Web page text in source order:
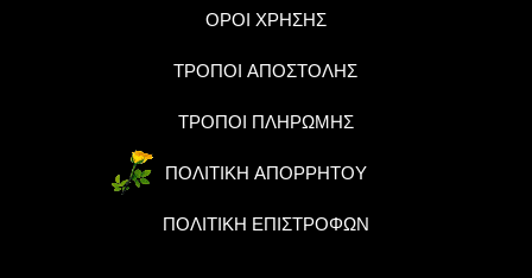
ΟΡΟΙ ΧΡΗΣΗΣ
ΤΡΟΠΟΙ ΑΠΟΣΤΟΛΗΣ
ΤΡΟΠΟΙ ΠΛΗΡΩΜΗΣ
ΠΟΛΙΤΙΚΗ ΑΠΟΡΡΗΤΟΥ
ΠΟΛΙΤΙΚΗ ΕΠΙΣΤΡΟΦΩΝ